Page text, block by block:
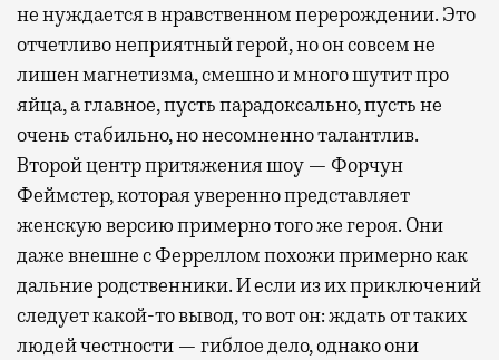
не нуждается в нравственном перерождении. Это
отчетливо неприятный герой, но он совсем не
лишен магнетизма, смешно и много шутит про
яйца, а главное, пусть парадоксально, пусть не
очень стабильно, но несомненно талантлив.
Второй центр притяжения шоу — Форчун
Феймстер, которая уверенно представляет
женскую версию примерно того же героя. Они
даже внешне с Ферреллом похожи примерно как
дальние родственники. И если из их приключений
следует какой-то вывод, то вот он: ждать от таких
людей честности — гиблое дело, однако они